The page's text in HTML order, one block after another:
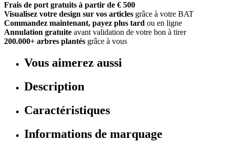
Frais de port gratuits à partir de € 500
Visualisez votre design sur vos articles grâce à votre BAT
Commandez maintenant, payez plus tard ou en ligne
Annulation gratuite avant validation de votre bon à tirer
200.000+ arbres plantés grâce à vous
Vous aimerez aussi
Description
Caractéristiques
Informations de marquage